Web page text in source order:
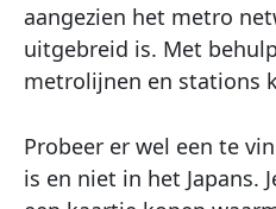
aangezien het metro
uitgebreid is. Met
metrolijnen en stations
Probeer er wel een te
is en niet in het Japans.